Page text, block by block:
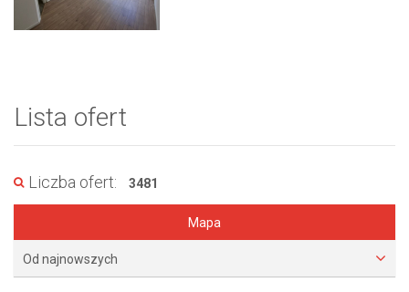
Lista ofert
Liczba ofert: 3481
Mapa
Od najnowszych